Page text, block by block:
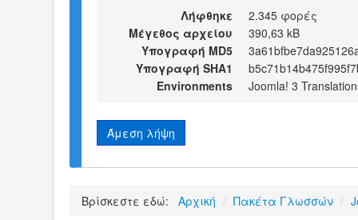
Λήφθηκε
2.345 φορές
Μέγεθος αρχείου
390,63 kB
Υπογραφή MD5
Υπογραφή SHA1
Environments
Joomla! 3
Άμεση λήψη
Βρίσκεστε εδώ: Αρχική / Πακέτα Γλωσσών /